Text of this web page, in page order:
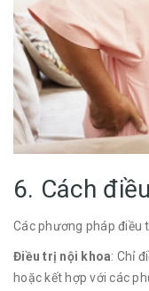
6. Cách
Các phương pháp điều
Điều trị nội khoa: Chỉ
hoặc kết hợp với các